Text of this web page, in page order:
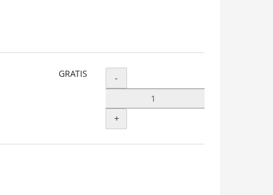
GRATIS Menge
-
+